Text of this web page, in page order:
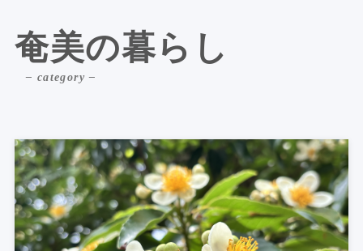
奄美の暮らし
– category –